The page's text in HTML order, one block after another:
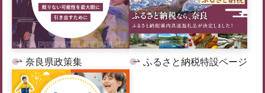
奈良県政策集 ふるさと納税特設ページ